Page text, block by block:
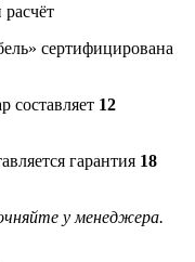
сертифицирована
составляет 12
гарантия 18
у менеджера.